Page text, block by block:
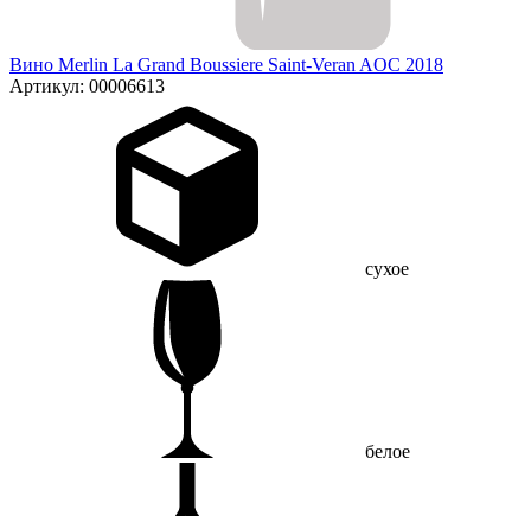
Вино Merlin La Grand Boussiere Saint-Veran AOC 2018
Артикул: 00006613
сухое
белое